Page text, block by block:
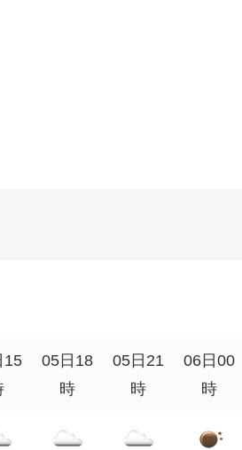
15
05日18
時
05日21
時
06日00
時